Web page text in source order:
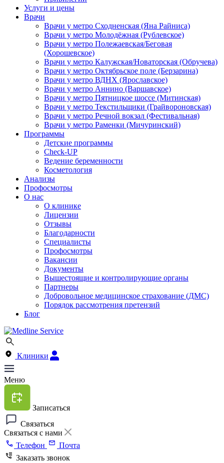
Услуги и цены
Врачи
Врачи у метро Сходненская (Яна Райниса)
Врачи у метро Молодёжная (Рублевское)
Врачи у метро Полежаевская/Беговая
(Хорошевское)
Врачи у метро Калужская/Новаторская (Обручева)
Врачи у метро Октябрьское поле (Берзарина)
Врачи у метро ВДНХ (Ярославское)
Врачи у метро Аннино (Варшавское)
Врачи у метро Пятницкое шоссе (Митинская)
Врачи у метро Текстильщики (Грайвороновская)
Врачи у метро Речной вокзал (Фестивальная)
Врачи у метро Раменки (Мичуринский)
Программы
Детские программы
Check-UP
Ведение беременности
Косметология
Анализы
Профосмотры
О нас
О клинике
Лицензии
Отзывы
Благодарности
Специалисты
Профосмотры
Вакансии
Документы
Вышестоящие и контролирующие органы
Партнеры
Добровольное медицинское страхование (ДМС)
Порядок рассмотрения претензий
Блог
Клиники
Меню
Записаться
Связаться
Связаться с нами
Телефон
Почта
Заказать звонок